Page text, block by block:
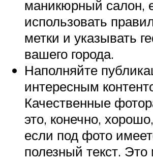
маникюрный салон,
использовать
метки и указывать
вашего города.
Наполняйте
интересным
Качественные
это, конечно,
если под фото
полезный текст. Это